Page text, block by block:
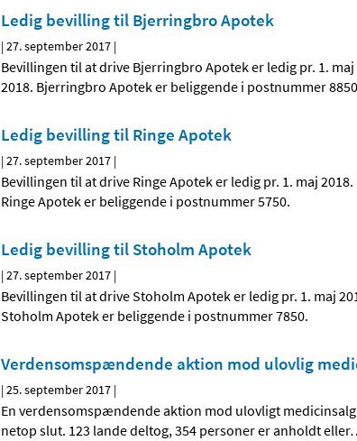
Ledig bevilling til Bjerringbro Apotek
|27. september 2017 |
Bevillingen til at drive Bjerringbro Apotek er ledig pr. 1. maj
2018. Bjerringbro Apotek er beliggende i postnummer
Ledig bevilling til Ringe Apotek
|27. september 2017 |
Bevillingen til at drive Ringe Apotek er ledig pr. 1. maj 2018.
Ringe Apotek er beliggende i postnummer 5750.
Ledig bevilling til Stoholm Apotek
|27. september 2017 |
Bevillingen til at drive Stoholm Apotek er ledig pr. 1. maj
Stoholm Apotek er beliggende i postnummer 7850.
Verdensomspændende aktion mod ulovlig
|25. september 2017 |
En verdensomspændende aktion mod ulovligt
netop slut. 123 lande deltog, 354 personer er anholdt eller